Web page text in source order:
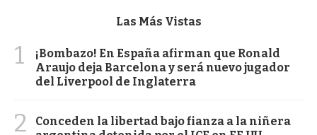
Las Más Vistas
1
¡Bombazo! En España afirman que Ronald
Araujo deja Barcelona y será nuevo jugador
del Liverpool de Inglaterra
2
Conceden la libertad bajo fianza a la niñera